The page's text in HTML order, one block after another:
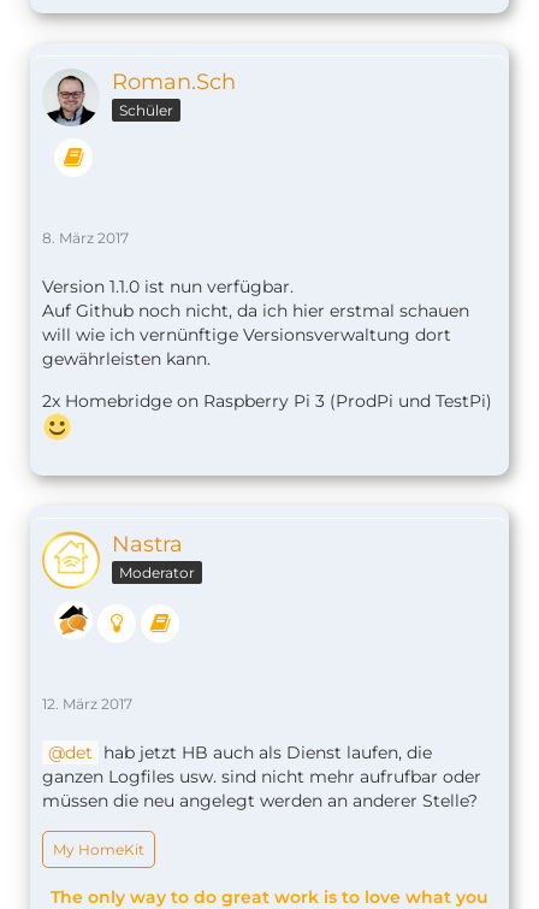
Roman.Sch
Schüler
8. März 2017
Version 1.1.0 ist nun verfügbar.
Auf Github noch nicht, da ich hier erstmal schauen
will wie ich vernünftige Versionsverwaltung dort
gewährleisten kann.
2x Homebridge on Raspberry Pi 3 (ProdPi und TestPi)
Nastra
Moderator
12. März 2017
det
hab jetzt HB auch als Dienst laufen, die
ganzen Logfiles usw. sind nicht mehr aufrufbar oder
müssen die neu angelegt werden an anderer Stelle?
My HomeKit
The only way to do great work is to love what you